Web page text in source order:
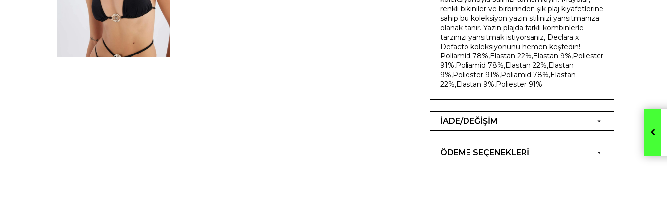
renkli bikiniler ve birbirinden şık plaj kıyafetlerine
sahip bu koleksiyon yazın stilinizi yansıtmanıza
olanak tanır. Yazın plajda farklı kombinlerle
tarzınızı yansıtmak istiyorsanız, Declara x
Defacto koleksiyonunu hemen keşfedin!
Poliamid 78%,Elastan 22%,Elastan 9%,Poliester
91%,Poliamid 78%,Elastan 22%,Elastan
9%,Poliester 91%,Poliamid 78%,Elastan
22%,Elastan 9%,Poliester 91%
İADE/DEĞİŞİM
ÖDEME SEÇENEKLERİ